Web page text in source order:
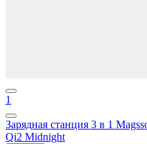
1
Зарядная станция 3 в 1
Qi2 Midnight